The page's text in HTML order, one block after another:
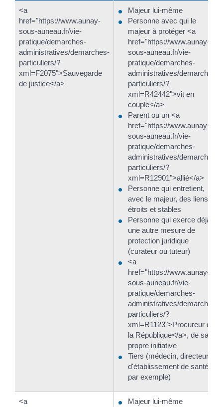
<a
href="https://www.aunay-
sous-auneau.fr/vie-
pratique/demarches-
administratives/demarches-
particuliers/?
xml=F2075">Sauvegarde
de justice</a>
Majeur lui-même
Personne avec qui le
majeur à protéger <a
href="https://www.aunay-
sous-auneau.fr/vie-
pratique/demarches-
administratives/demarches-
particuliers/?
xml=R42442">vit en
couple</a>
Parent ou un <a
href="https://www.aunay-
sous-auneau.fr/vie-
pratique/demarches-
administratives/demarches-
particuliers/?
xml=R12901">allié</a>
Personne qui entretient,
avec le majeur, des liens
étroits et stables
Personne qui exerce déjà
une autre mesure de
protection juridique
(curateur ou tuteur)
<a
href="https://www.aunay-
sous-auneau.fr/vie-
pratique/demarches-
administratives/demarches-
particuliers/?
xml=R1123">Procureur de
la République</a>, de sa
propre initiative
Tiers (médecin, directeur
d'établissement de santé,
par exemple)
<a Majeur lui-même